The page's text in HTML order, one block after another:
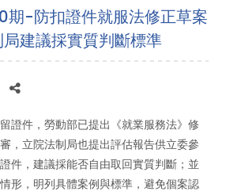
期-防扣證件就服法修正草案
建議採實質判斷標準
證件，勞動部已提出《就業服務法》修
，立院法制局也提出評估報告供立委參
件，建議採能否自由取回實質判斷；並
形，明列具體案例與標準，避免個案認